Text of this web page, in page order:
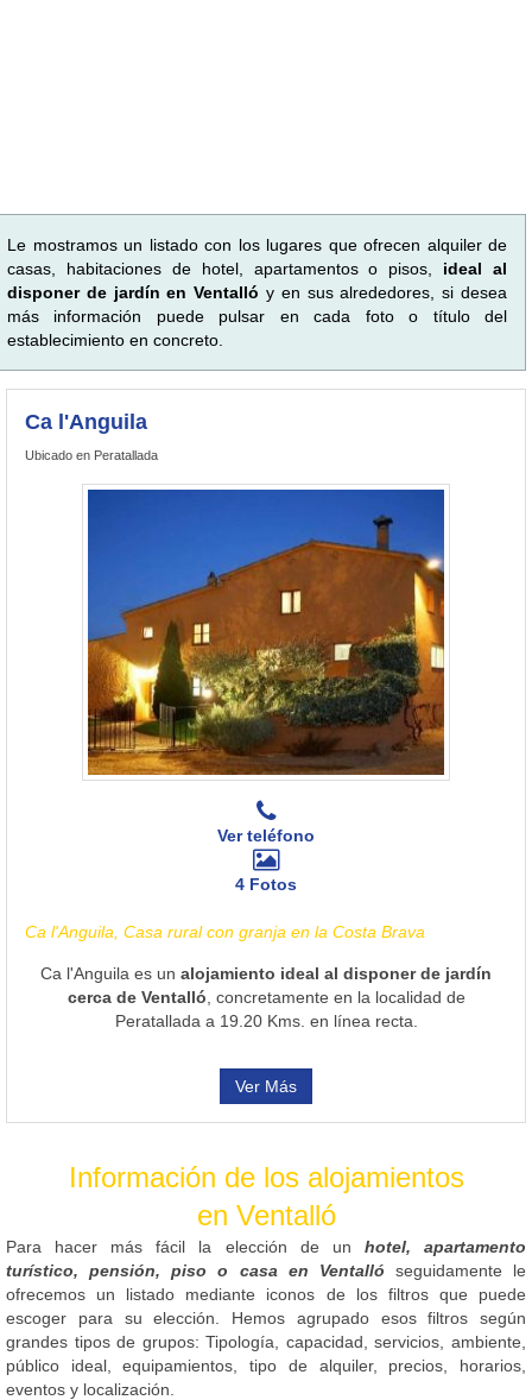
Le mostramos un listado con los lugares que ofrecen alquiler de
casas, habitaciones de hotel, apartamentos o pisos, ideal al
disponer de jardín en Ventalló y en sus alrededores, si desea
más información puede pulsar en cada foto o título del
establecimiento en concreto.
Ca l'Anguila
Ubicado en Peratallada
Ver teléfono
4 Fotos
Ca l'Anguila, Casa rural con granja en la Costa Brava
Ca l'Anguila es un alojamiento ideal al disponer de jardín
cerca de Ventalló , concretamente en la localidad de
Peratallada a 19.20 Kms. en línea recta.
Ver Más
Información de los alojamientos
en Ventalló
Para hacer más fácil la elección de un hotel, apartamento
turístico, pensión, piso o casa en Ventalló seguidamente le
ofrecemos un listado mediante iconos de los filtros que puede
escoger para su elección. Hemos agrupado esos filtros según
grandes tipos de grupos: Tipología, capacidad, servicios, ambiente,
público ideal, equipamientos, tipo de alquiler, precios, horarios,
eventos y localización.